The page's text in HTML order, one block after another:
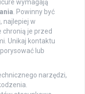
wymagają
. Powinny być
najlepiej w
chronią je przed
Unikaj kontaktu
lub
narzędzi,